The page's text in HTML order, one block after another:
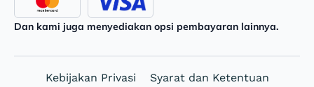
Dan kami juga menyediakan opsi pembayaran lainnya.
Kebijakan Privasi Syarat dan Ketentuan